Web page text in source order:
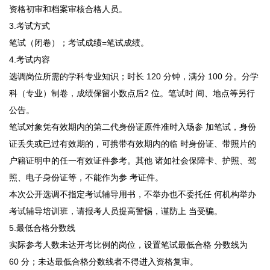
资格初审和档案审核合格人员。
3.考试方式
笔试（闭卷）；考试成绩=笔试成绩。
4.考试内容
选调岗位所需的学科专业知识；时长 120 分钟，满分 100 分。分学
科（专业）制卷，成绩保留小数点后2 位。笔试时 间、地点等另行
公告。
笔试对象凭有效期内的第二代身份证原件准时入场参 加笔试，身份
证丢失或已过有效期的，可携带有效期内的临 时身份证、带照片的
户籍证明中的任一有效证件参考。其他 诸如社会保障卡、护照、驾
照、电子身份证等，不能作为参 考证件。
本次公开选调不指定考试辅导用书，不举办也不委托任 何机构举办
考试辅导培训班，请报考人员提高警惕，谨防上 当受骗。
5.最低合格分数线
实际参考人数未达开考比例的岗位，设置笔试最低合格 分数线为
60 分；未达最低合格分数线者不得进入资格复审。